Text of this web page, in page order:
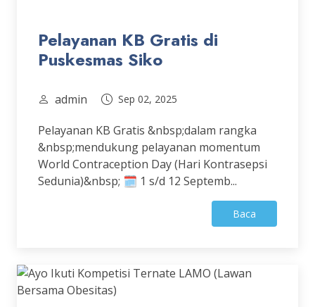
Pelayanan KB Gratis di
Puskesmas Siko
admin Sep 02, 2025
Pelayanan KB Gratis &nbsp;dalam rangka
&nbsp;mendukung pelayanan momentum
World Contraception Day (Hari Kontrasepsi
Sedunia)&nbsp; 🗓 1 s/d 12 Septemb...
Baca